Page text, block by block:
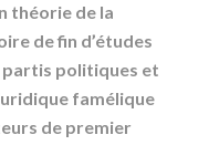
théorie de la
de fin d’études
partis politiques et
famélique
de premier